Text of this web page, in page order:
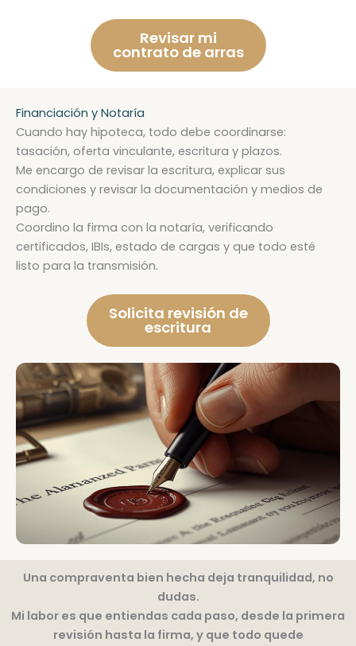
Revisar mi
contrato de arras
Financiación y Notaría
Cuando hay hipoteca, todo debe coordinarse:
tasación, oferta vinculante, escritura y plazos.
Me encargo de revisar la escritura, explicar sus
condiciones y revisar la documentación y medios de
pago.
Coordino la firma con la notaría, verificando
certificados, IBIs, estado de cargas y que todo esté
listo para la transmisión.
Solicita revisión de
escritura
Una compraventa bien hecha deja tranquilidad, no
dudas.
Mi labor es que entiendas cada paso, desde la primera
revisión hasta la firma, y que todo quede